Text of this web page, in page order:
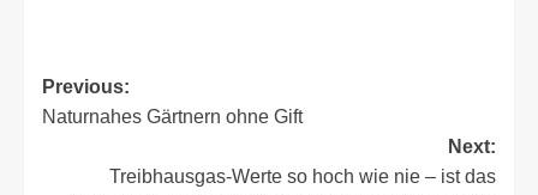
Post
navigation
Previous:
Naturnahes Gärtnern ohne Gift
Next:
Treibhausgas-Werte so hoch wie nie – ist das